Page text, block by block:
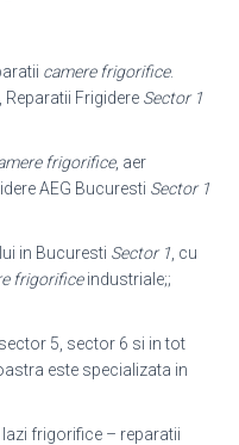
camere frigorifice.
Frigidere Sector 1
frigorifice, aer
AEG Bucuresti Sector 1
in Bucuresti Sector 1 , cu
frigorificeindustriale;;
5, sector 6 si in tot
este specializata in
lazi frigorifice – reparatii